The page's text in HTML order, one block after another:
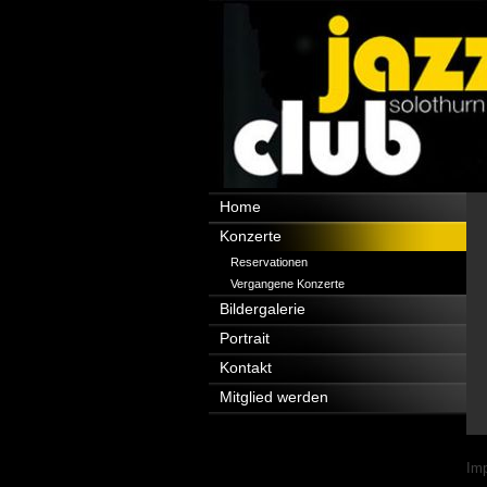
Navigation
überspringen
Home
Konzerte
Reservationen
Vergangene Konzerte
Bildergalerie
Portrait
Kontakt
Mitglied werden